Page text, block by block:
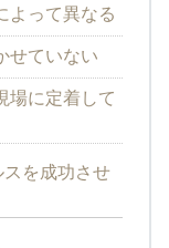
よって異なる
せていない
場に定着して
スを成功させ